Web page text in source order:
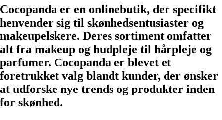
Cocopanda er en onlinebutik, der specifikt
henvender sig til skønhedsentusiaster og
makeupelskere. Deres sortiment omfatter
alt fra makeup og hudpleje til hårpleje og
parfumer. Cocopanda er blevet et
foretrukket valg blandt kunder, der ønsker
at udforske nye trends og produkter inden
for skønhed.